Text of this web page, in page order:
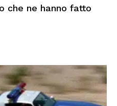
che ne hanno fatto